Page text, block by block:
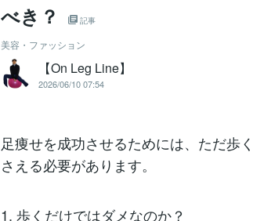
べき？
記事
美容・ファッション
【On Leg Line】
2026/06/10 07:54
足痩せを成功させるためには、ただ歩
さえる必要があります。
1. 歩くだけではダメなのか？